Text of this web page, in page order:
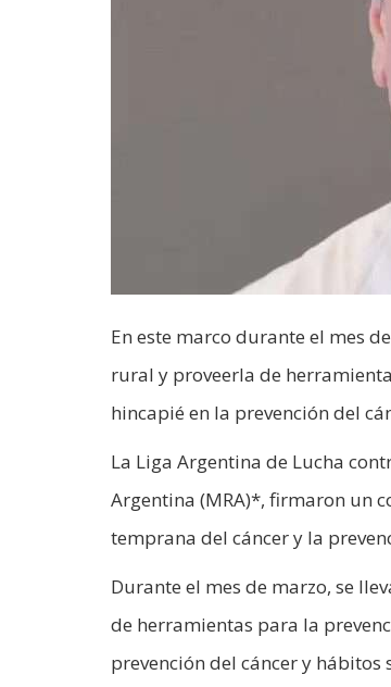
En este marco durante el mes
rural y proveerla de
hincapié en la prevención del
La Liga Argentina de Lucha
Argentina (MRA)*, firmaron un
temprana del cáncer y la
Durante el mes de marzo, se
de herramientas para la
prevención del cáncer y hábitos